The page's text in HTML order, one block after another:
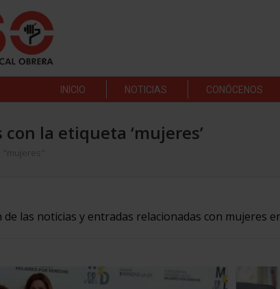
INICIO NOTICIAS CONÓCENOS
la etiqueta ‘mujeres’
de las noticias y entradas relacionadas con mujeres